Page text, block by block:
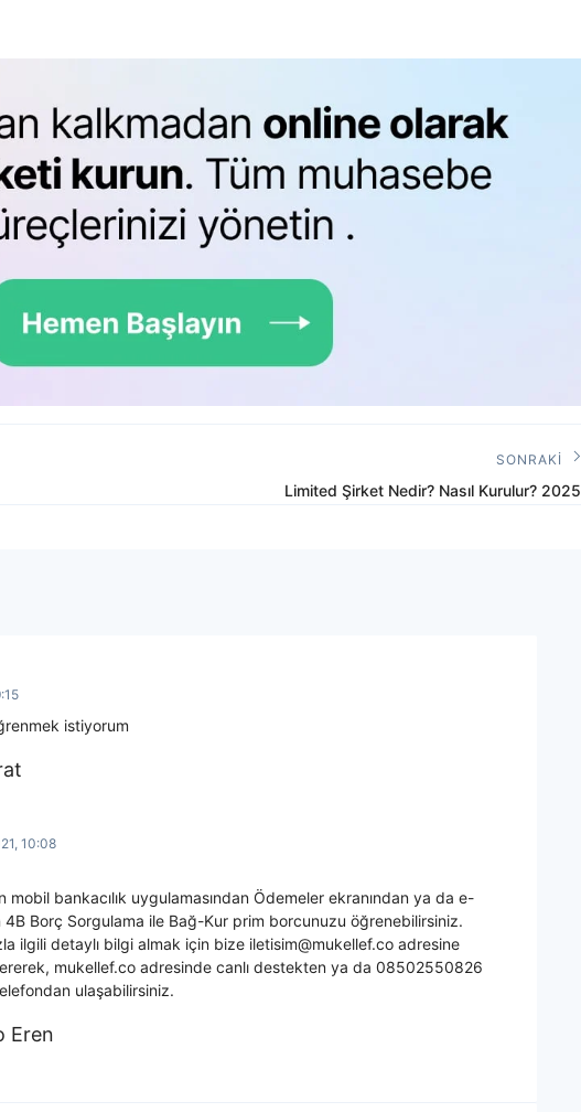
SONRAKI
Sonraki
Limited Şirket Nedir? Nasıl Kurulur? 2025
istiyorum
10:08
mobil bankacılık uygulamasından Ödemeler ekranından ya da e-
4B Borç Sorgulama ile Bağ-Kur prim borcunuzu öğrenebilirsiniz.
ilgili detaylı bilgi almak için bize iletisim@mukellef.co adresine
mukellef.co adresinde canlı destekten ya da 08502550826
ulaşabilirsiniz.
Eren